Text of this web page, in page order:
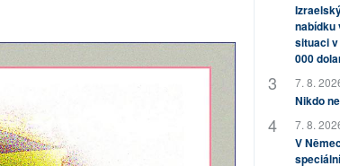
nabídku
situaci v
000
7. 8.
Nikdo
7. 8.
V